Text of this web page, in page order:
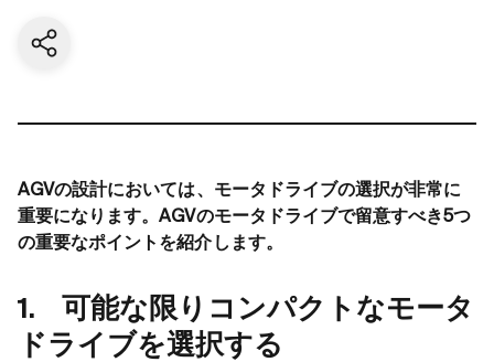
Share current page
AGVの設計においては、モータドライブの選択が非常に
重要になります。AGVのモータドライブで留意すべき5つ
の重要なポイントを紹介します。
1. 可能な限りコンパクトなモータ
ドライブを選択する